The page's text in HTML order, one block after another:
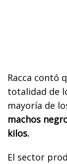
Racca contó
totalidad de
mayoría de
machos
kilos.
El sector